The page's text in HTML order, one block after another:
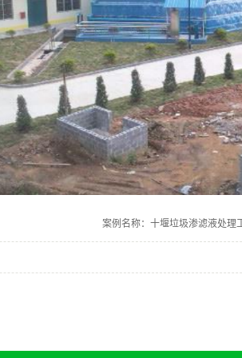
案例名称：十堰垃圾渗滤液处理